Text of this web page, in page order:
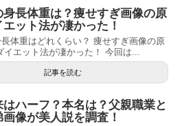
身長体重は？痩せすぎ画像の原
エット法が凄かった！
体重はどれくらい？ 痩せすぎ画像の原
イエット法が凄かった！ 今回は...
記事を読む
ハーフ？本名は？父親職業と
像が美人説を調査！